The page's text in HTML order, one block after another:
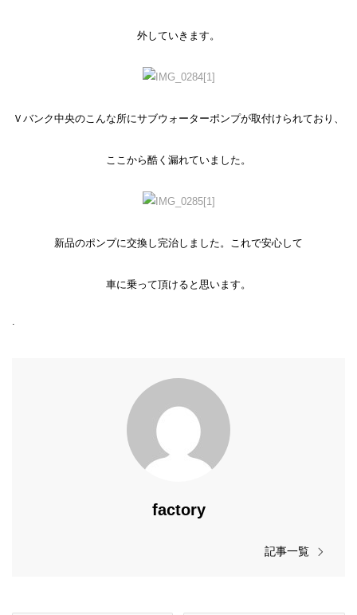
外していきます。
Ｖバンク中央のこんな所にサブウォーターポンプが取付けられており、
ここから酷く漏れていました。
新品のポンプに交換し完治しました。これで安心して
車に乗って頂けると思います。
.
factory
記事一覧